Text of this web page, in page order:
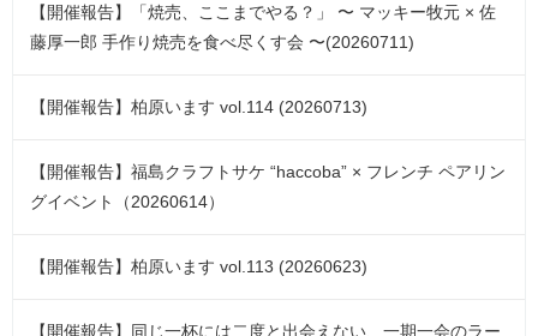
【開催報告】「焼売、ここまでやる？」 〜 マッキー牧元 × 佐
藤厚一郎 手作り焼売を食べ尽くす会 〜(20260711)
【開催報告】柏原います vol.114 (20260713)
【開催報告】福島クラフトサケ “haccoba” × フレンチ ペアリン
グイベント（20260614）
【開催報告】柏原います vol.113 (20260623)
【開催報告】同じ一杯には二度と出会えない、一期一会のラー